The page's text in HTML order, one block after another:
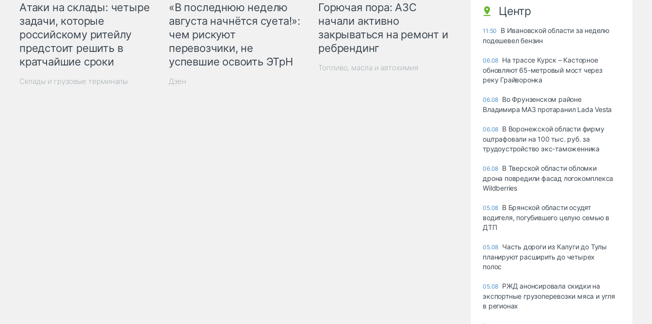
Атаки на склады: четыре
задачи, которые
российскому ритейлу
предстоит решить в
кратчайшие сроки
Склады и грузовые терминалы
«В последнюю неделю
августа начнётся суета!»:
чем рискуют
перевозчики, не
успевшие освоить ЭТрН
Дзен
Горючая пора: АЗС
начали активно
закрываться на ремонт и
ребрендинг
Топливо, масла и автохимия
Центр
11:50
В Ивановской области за неделю
подешевел бензин
06.08 На трассе Курск – Касторное
обновляют 65-метровый мост через
реку Грайворонка
06.08 Во Фрунзенском районе
Владимира МАЗ протаранил Lada Vesta
06.08 В Воронежской области фирму
оштрафовали на 100 тыс. руб. за
трудоустройство экс-таможенника
06.08 В Тверской области обломки
дрона повредили фасад логокомплекса
Wildberries
05.08 В Брянской области осудят
водителя, погубившего целую семью в
ДТП
05.08 Часть дороги из Калуги до Тулы
планируют расширить до четырех
полос
05.08 РЖД анонсировала скидки на
экспортные грузоперевозки мяса и угля
в регионах